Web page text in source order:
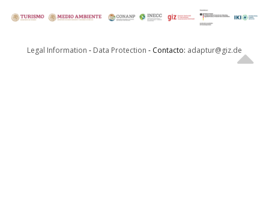
Legal Information - Data Protection - Contacto: adaptur@giz.de